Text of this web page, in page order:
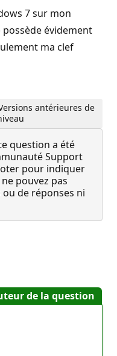
7 sur mon
évidement
ma clef
antérieures de
question a été
Support
pour indiquer
pouvez pas
de réponses ni
de la question